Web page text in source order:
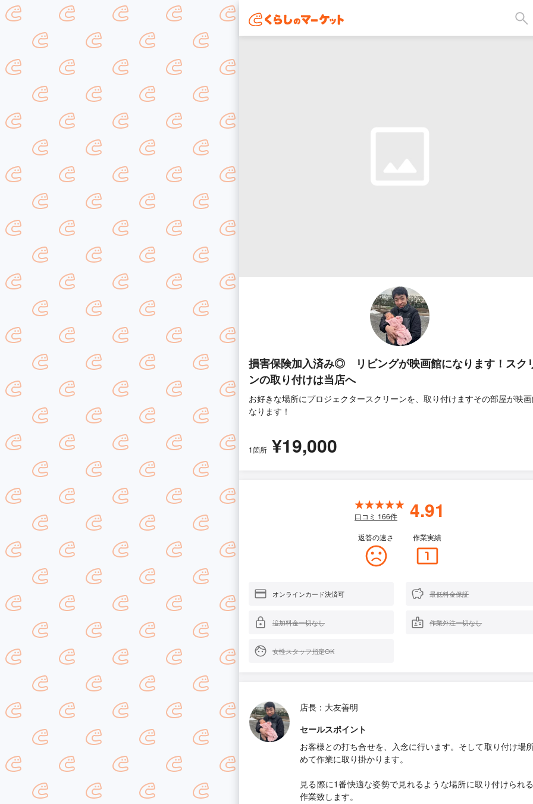
損害保険加入済み◎ リビングが映画館になります！スク
ンの取り付けは当店へ
お好きな場所にプロジェクタースクリーンを、取り付けますその部屋が映
なります！
1箇所 ¥19,000
口コミ 166件 4.91
返答の速さ 作業実績
オンラインカード決済可 最低料金保証
追加料金一切なし 作業外注一切なし
女性スタッフ指定OK
店長：大友善明
セールスポイント
お客様との打ち合せを、入念に行います。そして取り付け場
めて作業に取り掛かります。
見る際に1番快適な姿勢で見れるような場所に取り付けられ
作業致します。